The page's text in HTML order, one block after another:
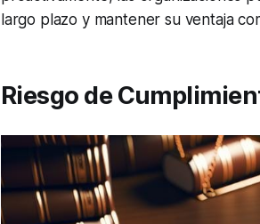
largo plazo y mantener su ventaja
Riesgo de